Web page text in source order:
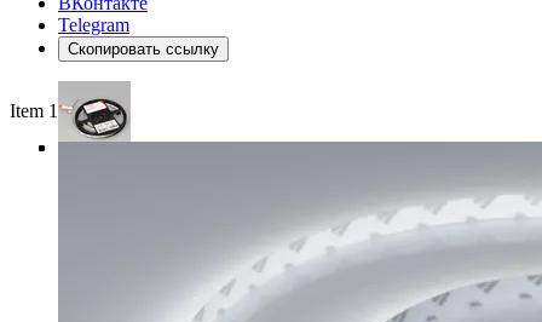
Telegram
Скопировать ссылку
Item 1 of 4